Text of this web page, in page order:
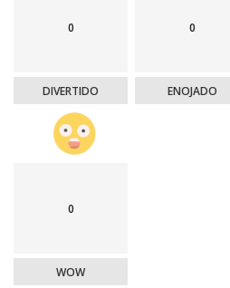
0
DIVERTIDO
0
ENOJADO
0
WOW